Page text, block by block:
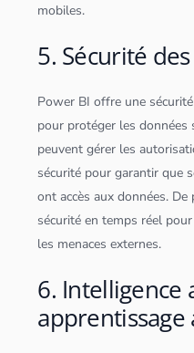
mobiles.
5. Sécurité
Power BI offre une
pour protéger lesdonnées
peuvent gérer les
sécurité pour garantir que
ont accès auxdonnées. De
sécurité en temps réel
les menaces externes.
6. Intelligence